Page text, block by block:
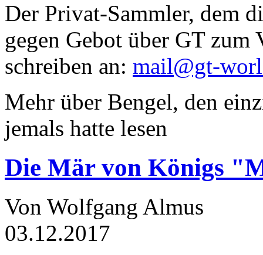
Der Privat-Sammler, dem
gegen Gebot über GT zum
schreiben an: mail@gt-
Mehr über Bengel, den
jemals hatte lesen
Die Mär von Königs
Von Wolfgang Almus
03.12.2017